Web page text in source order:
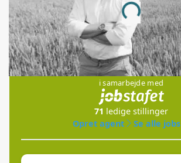
Loading...
Jobs
i samarbejde med
71 ledige stillinger
Opret agent
Se alle jobs